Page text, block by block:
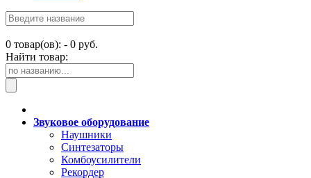
0 товар(ов): - 0 руб.
Найти товар:
Звуковое оборудование
Наушники
Синтезаторы
Комбоусилители
Рекордер